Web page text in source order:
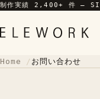
制作実績 2,400+ 件 —
Home お問い合わせ